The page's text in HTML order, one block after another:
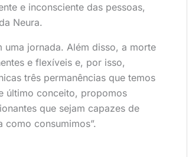
e inconsciente das pessoas,
Neura.
uma jornada. Além disso, a morte
e flexíveis e, por isso,
três permanências que temos
último conceito, propomos
que sejam capazes de
consumimos”.